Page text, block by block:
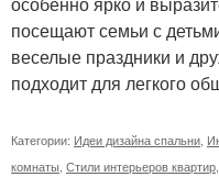
посещают семьи с
веселые праздники и
подходит для легкого
Категории: Идеи дизайна спальни
комнаты Стили интерьеров квартир